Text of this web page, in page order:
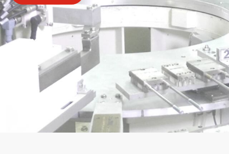
產品介紹
人才招募
投資人專區